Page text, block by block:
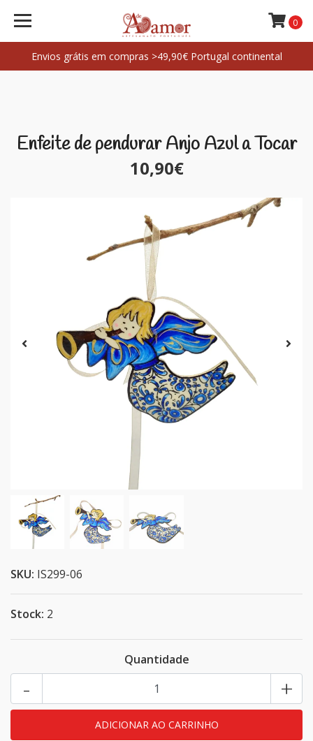
Envios grátis em compras >49,90€ Portugal continental
0
Enfeite de pendurar Anjo Azul a Tocar
10,90€
SKU: IS299-06
Stock: 2
Quantidade
+
-